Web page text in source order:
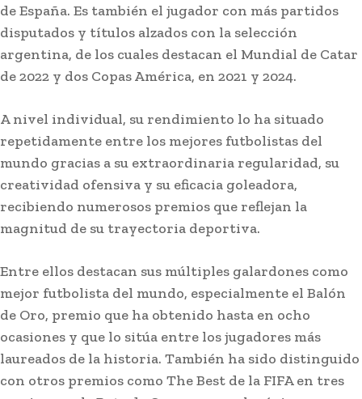
de España. Es también el jugador con más partidos
disputados y títulos alzados con la selección
argentina, de los cuales destacan el Mundial de Catar
de 2022 y dos Copas América, en 2021 y 2024.
A nivel individual, su rendimiento lo ha situado
repetidamente entre los mejores futbolistas del
mundo gracias a su extraordinaria regularidad, su
creatividad ofensiva y su eficacia goleadora,
recibiendo numerosos premios que reflejan la
magnitud de su trayectoria deportiva.
Entre ellos destacan sus múltiples galardones como
mejor futbolista del mundo, especialmente el Balón
de Oro, premio que ha obtenido hasta en ocho
ocasiones y que lo sitúa entre los jugadores más
laureados de la historia. También ha sido distinguido
con otros premios como The Best de la FIFA en tres